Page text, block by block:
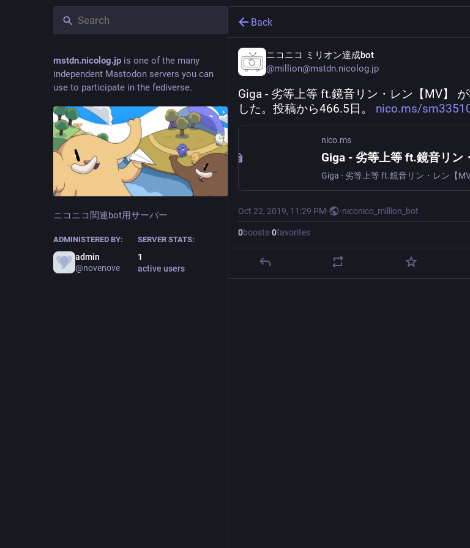
mstdn.nicolog.jp is one of the many
independent Mastodon servers you can
use to participate in the fediverse.
ニコニコ関連bot用サーバー
ADMINISTERED BY:
admin
@novenove
SERVER STATS:
1
active users
Back
ニコニコ ミリオン達成bot
@million@mstdn.nicolog.jp
Giga - 劣等上等 ft.鏡音リン・レン【MV】
した。投稿から466.5日。 nico.ms/
nico.ms
Giga - 劣等上等 ft.鏡音リン
Oct 22, 2019, 11:29 PM· ·niconico_million_bot
0boosts·0favorites